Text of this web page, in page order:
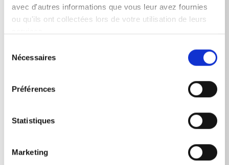
avec d'autres informations que vous leur avez fournies
ou qu'ils ont collectées lors de votre utilisation de leurs
Nécessaires
Préférences
Statistiques
Marketing
buse turbo-jet 055 1/4'' FI
0,275kg